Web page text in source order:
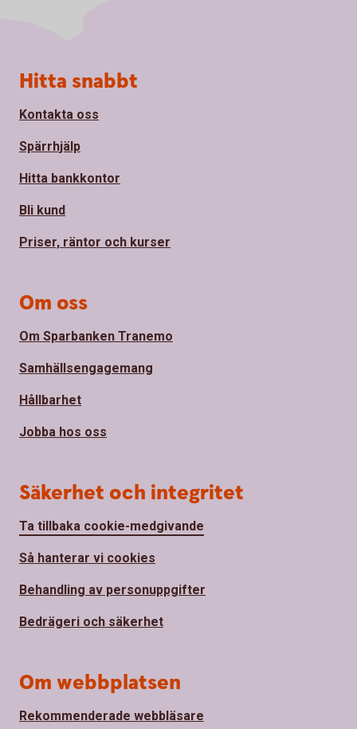
Sidfot
Hitta snabbt
Kontakta oss
Spärrhjälp
Hitta bankkontor
Bli kund
Priser, räntor och kurser
Om oss
Om Sparbanken Tranemo
Samhällsengagemang
Hållbarhet
Jobba hos oss
Säkerhet och integritet
Ta tillbaka cookie-medgivande
Så hanterar vi cookies
Behandling av personuppgifter
Bedrägeri och säkerhet
Om webbplatsen
Rekommenderade webbläsare